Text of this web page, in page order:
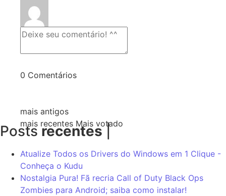
0 Comentários
mais antigos
mais recentes Mais votado
Posts recentes |
Atualize Todos os Drivers do Windows em 1 Clique -
Conheça o Kudu
Nostalgia Pura! Fã recria Call of Duty Black Ops
Zombies para Android; saiba como instalar!